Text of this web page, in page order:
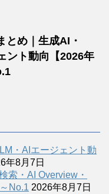
とめ｜生成AI・
ント動向【2026年
・AIエージェント動
年8月7日
索・AI Overview・
No.1 2026年8月7日